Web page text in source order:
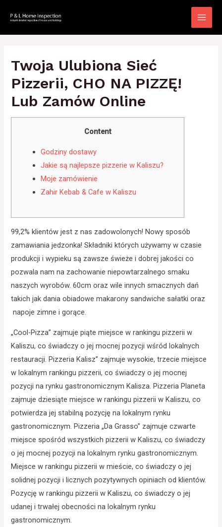
content
Main
Twoja Ulubiona Sieć
Pizzerii, CHO NA PIZZĘ!
Lub Zamów Online
Content
Godziny dostawy
Jakie są najlepsze pizzerie w Kaliszu?
Moje zamówienie
Zahir Kebab & Cafe w Kaliszu
99,2% klientów jest z nas zadowolonych! Nowy sposób
zamawiania jedzonka! Składniki których używamy w czasie
produkcji i wypieku są zawsze świeże i dobrej jakości co
pozwala nam na zachowanie niepowtarzalnego smaku
naszych wyrobów. 60cm oraz wile innych smacznych dań
takich jak dania obiadowe makarony sandwiche sałatki oraz
napoje zimne i gorące.
„Cool-Pizza” zajmuje piąte miejsce w rankingu pizzerii w
Kaliszu, co świadczy o jej mocnej pozycji wśród lokalnych
restauracji. Pizzeria Kalisz” zajmuje wysokie, trzecie miejsce
w lokalnym rankingu pizzerii, co świadczy o jej mocnej
pozycji na rynku gastronomicznym Kalisza. Pizzeria Planeta
zajmuje dziesiąte miejsce w rankingu pizzerii w Kaliszu, co
potwierdza jej stabilną pozycję na lokalnym rynku
gastronomicznym. Pizzeria „Da Grasso” zajmuje czwarte
miejsce spośród wszystkich pizzerii w Kaliszu, co świadczy
o jej mocnej pozycji na lokalnym rynku gastronomicznym.
Miejsce w rankingu pizzerii w mieście, co świadczy o jej
solidnej pozycji i licznych pozytywnych opiniach od klientów.
Pozycję w rankingu pizzerii w Kaliszu, co świadczy o jej
udanej i trwałej obecności na lokalnym rynku
gastronomicznym.